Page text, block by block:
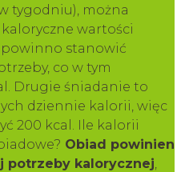
tygodniu), można
wartości
powinno stanowić
co w tym
Drugie śniadanie to
dziennie kalorii, więc
200 kcal. Ile kalorii
Obiad powinien
potrzeby kalorycznej,